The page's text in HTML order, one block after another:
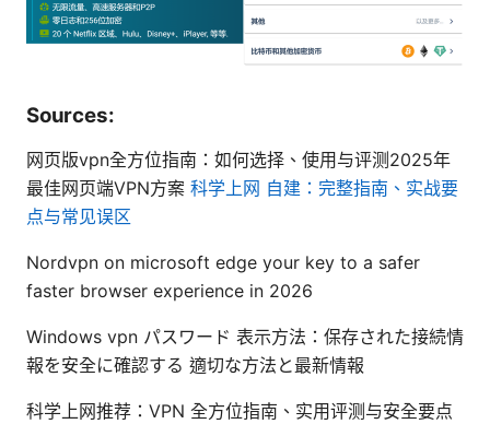
Sources:
网页版vpn全方位指南：如何选择、使用与评测2025年
最佳网页端VPN方案 科学上网 自建：完整指南、实战要
点与常见误区
Nordvpn on microsoft edge your key to a safer
faster browser experience in 2026
Windows vpn パスワード 表示方法：保存された接続情
報を安全に確認する 適切な方法と最新情報
科学上网推荐：VPN 全方位指南、实用评测与安全要点